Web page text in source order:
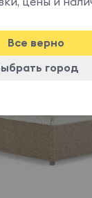
Все верно
город